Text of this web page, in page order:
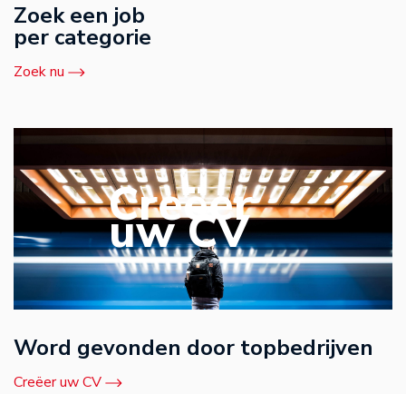
Zoek een job
per categorie
Zoek nu
Creëer
uw CV
Word gevonden door topbedrijven
Creëer uw CV